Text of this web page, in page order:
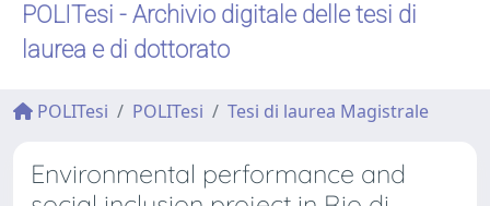
POLITesi - Archivio digitale delle tesi di
laurea e di dottorato
POLITesi POLITesi Tesi di laurea Magistrale
Environmental performance and